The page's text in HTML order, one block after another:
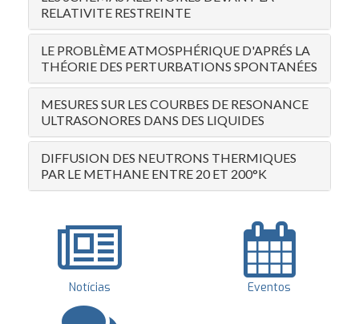
RELATIVITE RESTREINTE
LE PROBLÈME ATMOSPHÉRIQUE D'APRÉS LA
THÉORIE DES PERTURBATIONS SPONTANÉES
MESURES SUR LES COURBES DE RESONANCE
ULTRASONORES DANS DES LIQUIDES
DIFFUSION DES NEUTRONS THERMIQUES
PAR LE METHANE ENTRE 20 ET 200°K
Notícias Eventos